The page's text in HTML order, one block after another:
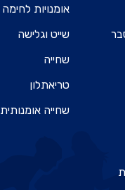
אומנויות לחימה
שייט וגלישה
שחייה
טריאתלון
שחייה אומנותית